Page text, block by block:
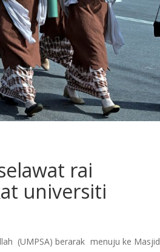
rai
universiti
(UMPSA) berarak menuju ke Masjid